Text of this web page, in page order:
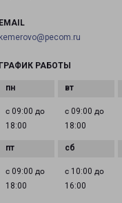
РАБОТЫ
с 09:00 до
18:00
с 09:00 до
18:00
с 09:00 до
18:00
с 10:00 до
16:00